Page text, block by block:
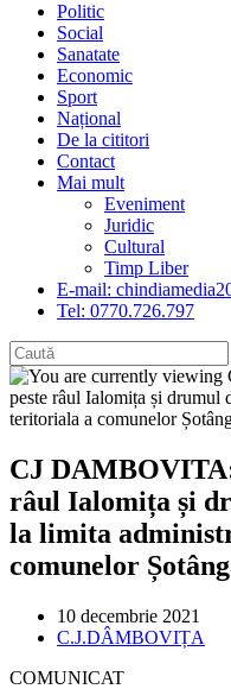
Politic
Social
Sanatate
Economic
Sport
Național
De la cititori
Contact
Mai mult
Eveniment
Juridic
Cultural
Timp Liber
E-mail:
Tel: 0770.726.797
CJ
râul Ialomița și
la limita
comunelor
Post
published:
10 decembrie 2021
Post
C.J.DÂMBOVIȚA
COMUNICAT